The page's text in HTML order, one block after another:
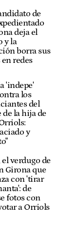
de
deja el
y la
borra sus
redes
'indepe'
los
del
de la hija de
y
el verdugo de
Girona que
con 'tirar
de
fotos con
a Orriols